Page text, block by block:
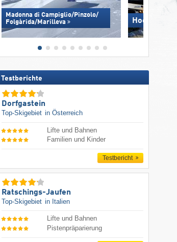
Madonna di Campiglio/​Pinzolo/​
Folgàrida/​Marilleva
Hochzillertal
Testberichte
Dorfgastein
Top-Skigebiet in Österreich
Lifte und Bahnen
Familien und Kinder
Testbericht
Ratschings-Jaufen
Top-Skigebiet in Italien
Lifte und Bahnen
Pistenpräparierung